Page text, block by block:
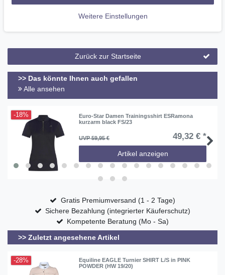
ACHTUNG: italienische Größen!
Zurück zur Startseite
>> Das könnte Ihnen auch gefallen
Alle ansehen
-18%
Euro-Star Damen Trainingsshirt ESRamona
kurzarm black FS/23
UVP 59,95 € 49,32 € *
Artikel anzeigen
Gratis Premiumversand (1 - 2 Tage)
Sichere Bezahlung (integrierter Käuferschutz)
Kompetente Beratung (Mo - Sa)
>> Zuletzt angesehene Artikel
-28%
Equiline EAGLE Turnier SHIRT L/S in PINK
POWDER (HW 19/20)
Weitere Einstellungen